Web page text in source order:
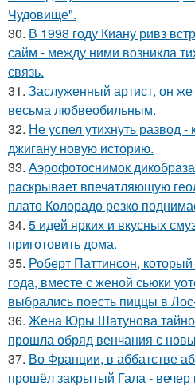
Чудовище".
30. В 1998 году Киану ривз
сайм - между ними возникла
связь.
31. Заслуженный артист, он
весьма любвеобильным.
32. Не успел утихнуть развод
джигану новую историю.
33. Аэрофотоснимок
раскрывает впечатляющую
плато Колорадо резко
34. 5 идей ярких и вкусных
приготовить дома.
35. Роберт Паттинсон,
года, вместе с женой сьюки
выбрались поесть пиццы в
36. Жена Юры Шатунова тайно
прошла обряд венчания с
37. Во Франции, в аббатстве
прошёл закрытый Гала -